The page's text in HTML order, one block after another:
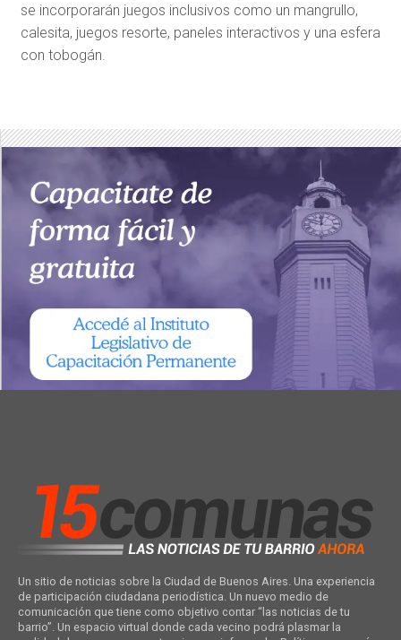
se incorporarán juegos inclusivos como un mangrullo,
calesita, juegos resorte, paneles interactivos y una esfera
con tobogán.
Un sitio de noticias sobre la Ciudad de Buenos Aires. Una experiencia
de participación ciudadana periodística. Un nuevo medio de
comunicación que tiene como objetivo contar “las noticias de tu
barrio”. Un espacio virtual donde cada vecino podrá plasmar la